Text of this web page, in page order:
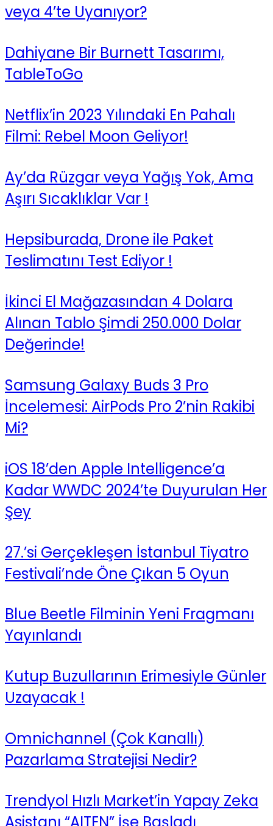
veya 4’te Uyanıyor?
Dahiyane Bir Burnett Tasarımı,
TableToGo
Netflix’in 2023 Yılındaki En Pahalı
Filmi: Rebel Moon Geliyor!
Ay’da Rüzgar veya Yağış Yok, Ama
Aşırı Sıcaklıklar Var !
Hepsiburada, Drone ile Paket
Teslimatını Test Ediyor !
İkinci El Mağazasından 4 Dolara
Alınan Tablo Şimdi 250.000 Dolar
Değerinde!
Samsung Galaxy Buds 3 Pro
İncelemesi: AirPods Pro 2’nin Rakibi
Mi?
iOS 18’den Apple Intelligence’a
Kadar WWDC 2024’te Duyurulan Her
Şey
27.’si Gerçekleşen İstanbul Tiyatro
Festivali’nde Öne Çıkan 5 Oyun
Blue Beetle Filminin Yeni Fragmanı
Yayınlandı
Kutup Buzullarının Erimesiyle Günler
Uzayacak !
Omnichannel (Çok Kanallı)
Pazarlama Stratejisi Nedir?
Trendyol Hızlı Market’in Yapay Zeka